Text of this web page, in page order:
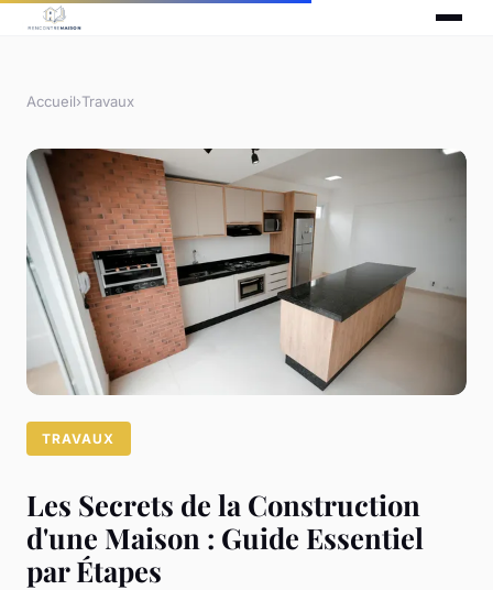
Accueil›Travaux
TRAVAUX
Les Secrets de la Construction
d'une Maison : Guide Essentiel
par Étapes